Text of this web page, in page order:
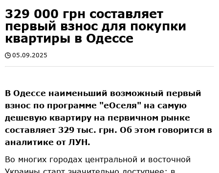
329 000 грн составляет
первый взнос для покупки
квартиры в Одессе
05.09.2025
В Одессе наименьший возможный первый
взнос по программе "еОселя" на самую
дешевую квартиру на первичном рынке
составляет 329 тыс. грн. Об этом говорится в
аналитике от ЛУН.
Во многих городах центральной и восточной